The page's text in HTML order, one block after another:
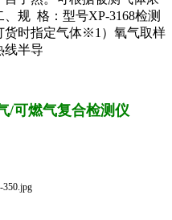
规 格：型号XP-3168检测
货时指定气体※1）氧气取样
线半导
/可燃气复合检测仪